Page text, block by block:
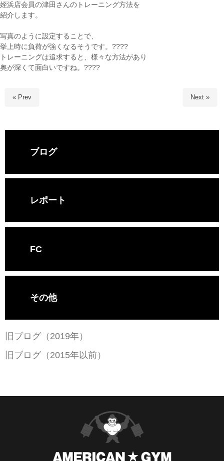
姪浜店会員の津田さんのトレーニング方法を
紹介します。
写真のように設定することで、
挙上時に負荷が強くなるそうです。????
トレーニングは追求すると、様々な方法があり
奥が深くて面白いですね。????
« Prev Next »
ブログ
レポート
FC
その他
旧ブログ（2019年）
旧ブログ（2015年以前）